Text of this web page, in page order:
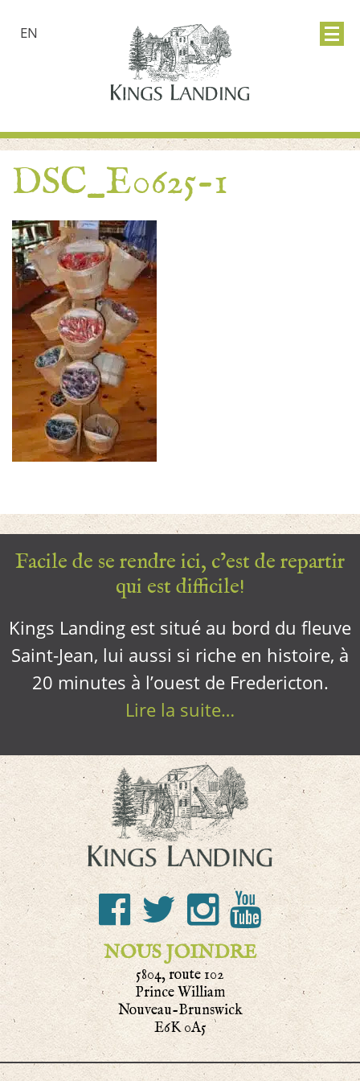
EN
DSC_E0625-1
Facile de se rendre ici, c’est de repartir
qui est difficile!
Kings Landing est situé au bord du fleuve
Saint-Jean, lui aussi si riche en histoire, à
20 minutes à l’ouest de Fredericton.
Lire la suite…
NOUS JOINDRE
5804, route 102
Prince William
Nouveau-Brunswick
E6K 0A5